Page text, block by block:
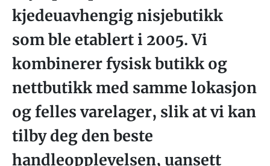
kjedeuavhengig nisjebutikk
som ble etablert i 2005. Vi
kombinerer fysisk butikk og
nettbutikk med samme lokasjon
og felles varelager, slik at vi kan
tilby deg den beste
handleopplevelsen, uansett